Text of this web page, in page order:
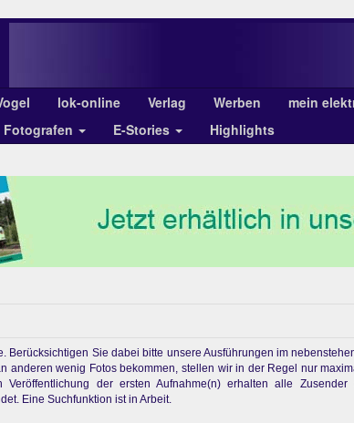
lok-online Verlag Werben mein
Fotografen E-Stories Highlights
Berücksichtigen Sie dabei bitte unsere Ausführungen im
anderen wenig Fotos bekommen, stellen wir in der Regel nur
der ersten Aufnahme(n) erhalten alle
Eine Suchfunktion ist in Arbeit.